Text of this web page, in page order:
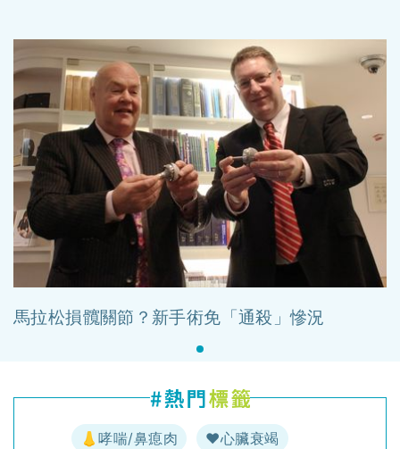
馬拉松損髖關節？新手術免「通殺」慘況
👃哮喘/鼻瘜肉 ♥️心臟衰竭